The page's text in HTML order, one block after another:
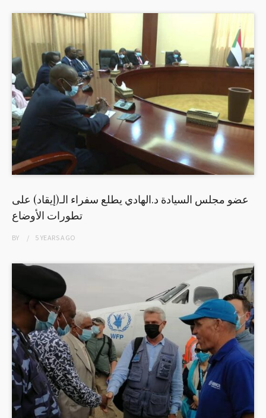
عضو مجلس السيادة د.الهادي يطلع سفراء الـ(إيقاد) على
تطورات الأوضاع
BY 5 YEARSAGO